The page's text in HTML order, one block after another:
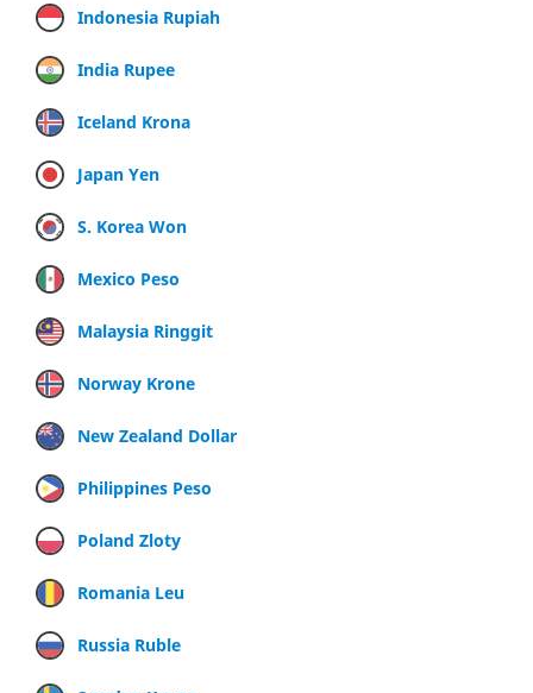
Indonesia Rupiah
India Rupee
Iceland Krona
Japan Yen
S. Korea Won
Mexico Peso
Malaysia Ringgit
Norway Krone
New Zealand Dollar
Philippines Peso
Poland Zloty
Romania Leu
Russia Ruble